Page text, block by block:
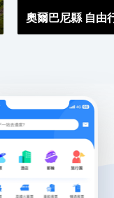
基座訪問：遊客還可以
像及其複雜的細節。 基
和意義。
奧爾巴尼縣 自由